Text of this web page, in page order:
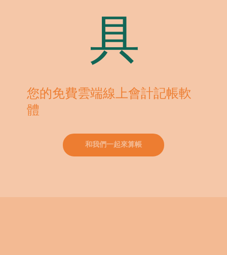
具
您的免費雲端線上會計記帳軟
體
和我們一起來算帳